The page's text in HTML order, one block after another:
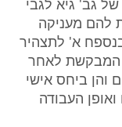
גב' גיא לגבי
מתוך 2,000 לקוחות להם מעניקה
א' לתצהיר
עם המבקשת לאחר
והן ביחס אישי
ואופן העבודה